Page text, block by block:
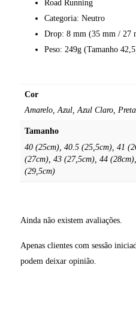
Road Running
Categoria: Neutro
Drop: 8 mm (35 mm / 27
Peso: 249g (Tamanho
Cor
Amarelo, Azul, Azul Claro, Preta
Tamanho
40 (25cm), 40.5 (25,5cm), 41
(27cm), 43 (27,5cm), 44
(29,5cm)
Ainda não existem avaliações.
Apenas clientes com sessão
podem deixar opinião.